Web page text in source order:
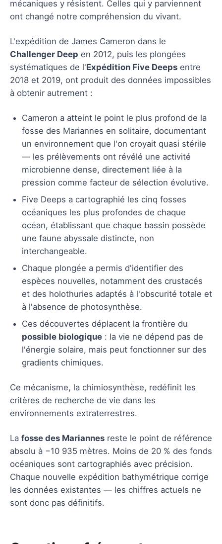
mécaniques y résistent. Celles qui y parviennent
ont changé notre compréhension du vivant.
L'expédition de James Cameron dans le
Challenger Deep en 2012, puis les plongées
systématiques de l'Expédition Five Deeps entre
2018 et 2019, ont produit des données impossibles
à obtenir autrement :
Cameron a atteint le point le plus profond de la
fosse des Mariannes en solitaire, documentant
un environnement que l'on croyait quasi stérile
— les prélèvements ont révélé une activité
microbienne dense, directement liée à la
pression comme facteur de sélection évolutive.
Five Deeps a cartographié les cinq fosses
océaniques les plus profondes de chaque
océan, établissant que chaque bassin possède
une faune abyssale distincte, non
interchangeable.
Chaque plongée a permis d'identifier des
espèces nouvelles, notamment des crustacés
et des holothuries adaptés à l'obscurité totale et
à l'absence de photosynthèse.
Ces découvertes déplacent la frontière du
possible biologique : la vie ne dépend pas de
l'énergie solaire, mais peut fonctionner sur des
gradients chimiques.
Ce mécanisme, la chimiosynthèse, redéfinit les
critères de recherche de vie dans les
environnements extraterrestres.
La fosse des Mariannes reste le point de référence
absolu à −10 935 mètres. Moins de 20 % des fonds
océaniques sont cartographiés avec précision.
Chaque nouvelle expédition bathymétrique corrige
les données existantes — les chiffres actuels ne
sont donc pas définitifs.